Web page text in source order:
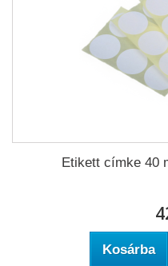
Etikett címke 40
Kosárba